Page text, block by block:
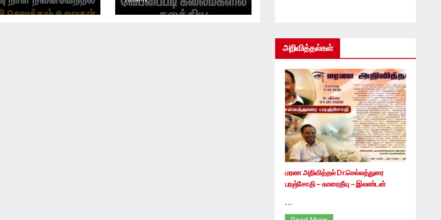
அறிவித்தல்கள்
மரண அறிவித்தல் Dr.செல்லத்துரை
பரஞ்சோதி – காரைதீவு – இலண்டன்
…